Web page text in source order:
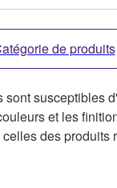
de produits
sont susceptibles
et les
des produits